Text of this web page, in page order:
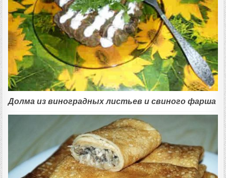
Долма из виноградных листьев и свиного фарша